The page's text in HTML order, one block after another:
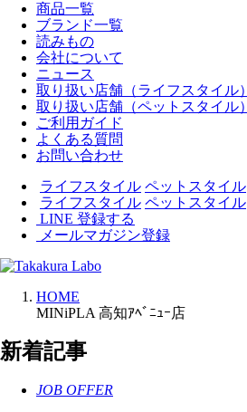
商品一覧
ブランド一覧
読みもの
会社について
ニュース
取り扱い店舗（ライフスタイル）
取り扱い店舗（ペットスタイル）
ご利用ガイド
よくある質問
お問い合わせ
ライフスタイル ペットスタイル
ライフスタイル ペットスタイル
LINE 登録する
メールマガジン登録
HOME
MINiPLA 高知ｱﾍﾞﾆｭｰ店
新着記事
JOB OFFER